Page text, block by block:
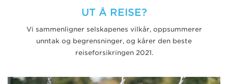
UT Å REISE?
Vi sammenligner selskapenes vilkår, oppsummerer
unntak og begrensninger, og kårer den beste
reiseforsikringen 2021.